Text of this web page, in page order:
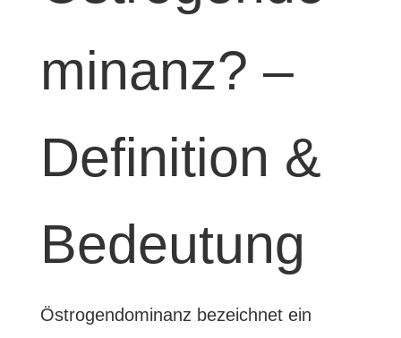
minanz? –
Definition &
Bedeutung
Östrogendominanz bezeichnet ein